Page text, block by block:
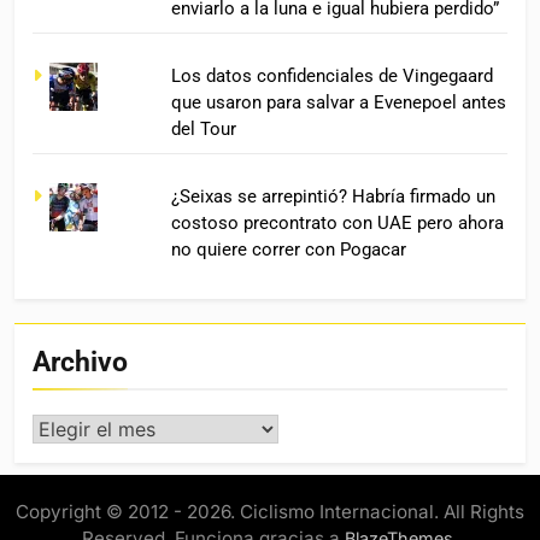
enviarlo a la luna e igual hubiera perdido”
Los datos confidenciales de Vingegaard
que usaron para salvar a Evenepoel antes
del Tour
¿Seixas se arrepintió? Habría firmado un
costoso precontrato con UAE pero ahora
no quiere correr con Pogacar
Archivo
Archivo
Copyright © 2012 - 2026. Ciclismo Internacional. All Rights